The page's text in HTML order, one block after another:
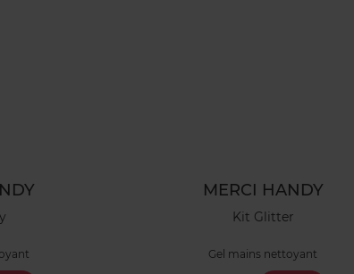
MERCI HANDY
Kit Glitter
Gel mains nettoyant